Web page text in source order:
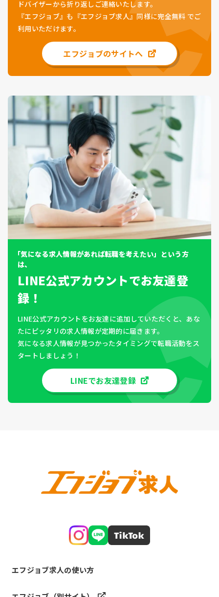
ドバイザーから折り返しご連絡いたします。
『エフジョブ』も『エフジョブ求人』同様に完全無料 でご
利用いただけます。
エフジョブのサイトへ
「気になる求人情報があれば転職を考えたい」という方
は、
LINE公式アカウントでお友達登
録！
LINE公式アカウントをお友達に追加していただくと、あな
たにピッタリの求人情報が定期的に届きます。
気になる求人情報が見つかったタイミングで転職活動をス
タートしましょう！
LINEでお友達登録
エフジョブ求人の使い方